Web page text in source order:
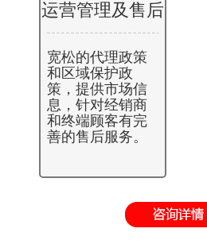
运营管理及售后
宽松的代理政策
和区域保护政
策，提供市场信
息，针对经销商
和终端顾客有完
善的售后服务。